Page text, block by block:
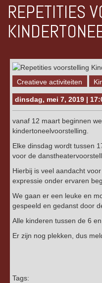
REPETITIES
Creatieve activiteiten
dinsdag, mei 7, 2019 |
vanaf 12 maart beginnen
kindertoneelvoorstelling.
Elke dinsdag wordt tussen
voor de
Hierbij is veel aandacht
expressie onder ervaren
We gaan er een leuke en
gespeeld en gedanst door
Alle kinderen tussen de 6
Er zijn nog plekken, dus
Tags: